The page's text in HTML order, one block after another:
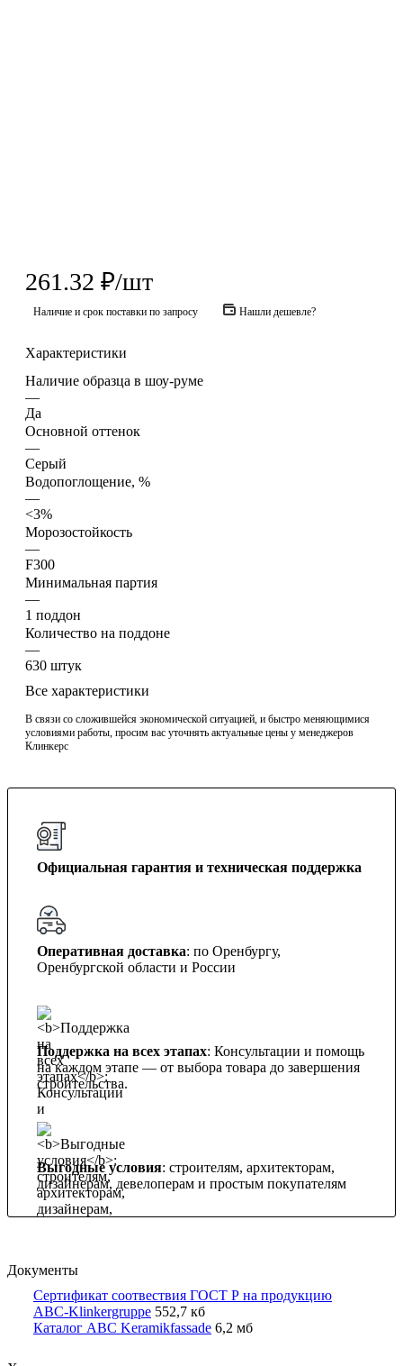
261.32 ₽/шт
Наличие и срок поставки по запросу Нашли дешевле?
Характеристики
Наличие образца в шоу-руме
—
Да
Основной оттенок
—
Серый
Водопоглощение, %
—
<3%
Морозостойкость
—
F300
Минимальная партия
—
1 поддон
Количество на поддоне
—
630 штук
Все характеристики
В связи со сложившейся экономической ситуацией, и быстро меняющимися
условиями работы, просим вас уточнять актуальные цены у менеджеров
Клинкерс
Официальная гарантия и техническая поддержка
Оперативная доставка: по Оренбургу,
Оренбургской области и России
Поддержка на всех этапах: Консультации и помощь
на каждом этапе — от выбора товара до завершения
строительства.
Выгодные условия: строителям, архитекторам,
дизайнерам, девелоперам и простым покупателям
Документы
Сертификат соотвествия ГОСТ Р на продукцию
ABC-Klinkergruppe 552,7 кб
Каталог ABC Keramikfassade 6,2 мб